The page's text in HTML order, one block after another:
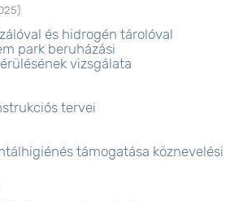
)
és hidrogén tárolóval
park beruházási
vizsgálata
tervei
támogatása köznevelési